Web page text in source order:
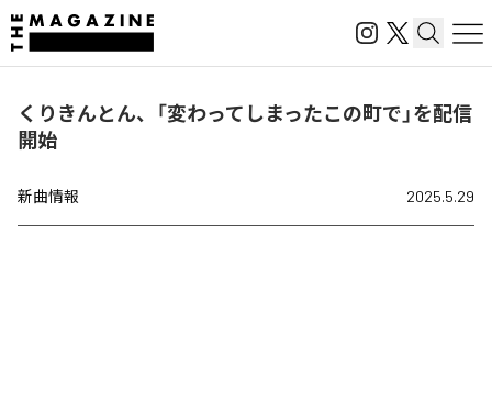
くりきんとん、「変わってしまったこの町で」を配信
開始
新曲情報 2025.5.29